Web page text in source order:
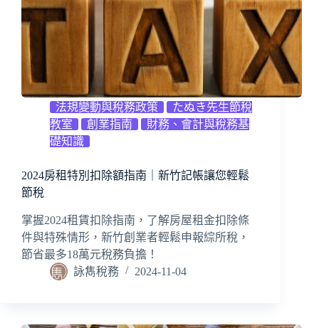
法規變動與稅務政策
たぬき先生節稅
教室
創業指南
財務、會計與稅務基
礎知識
2024房租特別扣除額指南｜新竹記帳讓您輕鬆
節稅
掌握2024租賃扣除指南，了解房屋租金扣除條
件與特殊情形，新竹創業者輕鬆申報綜所稅，
節省最多18萬元稅務負擔！
詠雋稅務
2024-11-04